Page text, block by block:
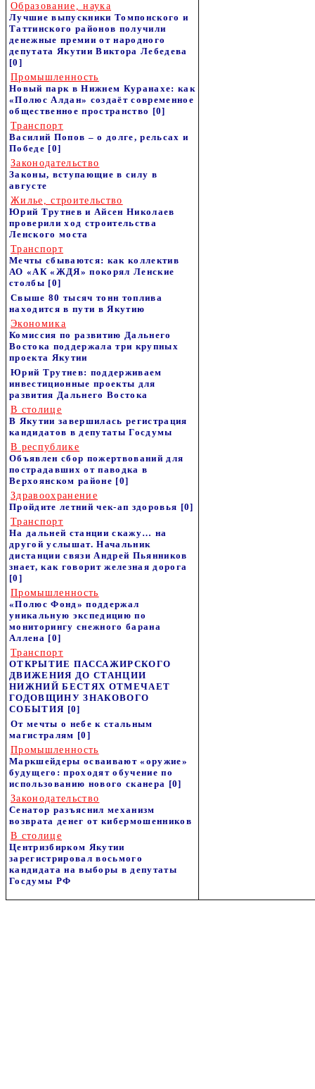
Образование, наука
Лучшие выпускники Томпонского и
Таттинского районов получили
денежные премии от народного
депутата Якутии Виктора Лебедева
[0]
Промышленность
Новый парк в Нижнем Куранахе: как
«Полюс Алдан» создаёт современное
общественное пространство [0]
Транспорт
Василий Попов – о долге, рельсах и
Победе [0]
Законодательство
Законы, вступающие в силу в
августе
Жилье, строительство
Юрий Трутнев и Айсен Николаев
проверили ход строительства
Ленского моста
Транспорт
Мечты сбываются: как коллектив
АО «АК «ЖДЯ» покорял Ленские
столбы [0]
Свыше 80 тысяч тонн топлива
находится в пути в Якутию
Экономика
Комиссия по развитию Дальнего
Востока поддержала три крупных
проекта Якутии
Юрий Трутнев: поддерживаем
инвестиционные проекты для
развития Дальнего Востока
В столице
В Якутии завершилась регистрация
кандидатов в депутаты Госдумы
В республике
Объявлен сбор пожертвований для
пострадавших от паводка в
Верхоянском районе [0]
Здравоохранение
Пройдите летний чек-ап здоровья [0]
Транспорт
На дальней станции скажу… на
другой услышат. Начальник
дистанции связи Андрей Пьянников
знает, как говорит железная дорога
[0]
Промышленность
«Полюс Фонд» поддержал
уникальную экспедицию по
мониторингу снежного барана
Аллена [0]
Транспорт
ОТКРЫТИЕ ПАССАЖИРСКОГО
ДВИЖЕНИЯ ДО СТАНЦИИ
НИЖНИЙ БЕСТЯХ ОТМЕЧАЕТ
ГОДОВЩИНУ ЗНАКОВОГО
СОБЫТИЯ [0]
От мечты о небе к стальным
магистралям [0]
Промышленность
Маркшейдеры осваивают «оружие»
будущего: проходят обучение по
использованию нового сканера [0]
Законодательство
Сенатор разъяснил механизм
возврата денег от кибермошенников
В столице
Центризбирком Якутии
зарегистрировал восьмого
кандидата на выборы в депутаты
Госдумы РФ